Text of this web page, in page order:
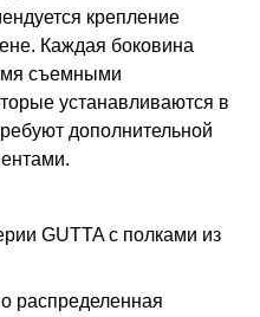
крепление
Каждая боковина
съемными
устанавливаются в
дополнительной
GUTTA c полками из
распределенная